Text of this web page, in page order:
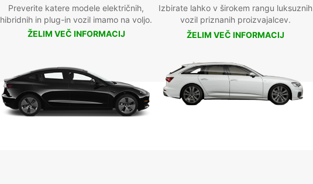
Preverite katere modele električnih,
hibridnih in plug-in vozil imamo na voljo.
ŽELIM VEČ INFORMACIJ
Izbirate lahko v širokem rangu luksuznih
vozil priznanih proizvajalcev.
ŽELIM VEČ INFORMACIJ